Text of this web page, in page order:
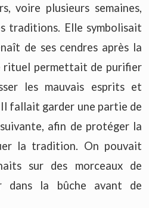
voire plusieurs semaines,
traditions. Elle symbolisait
de ses cendres après la
rituel permettait de purifier
les mauvais esprits et
fallait garder une partie de
afin de protéger la
la tradition. On pouvait
sur des morceaux de
dans la bûche avant de